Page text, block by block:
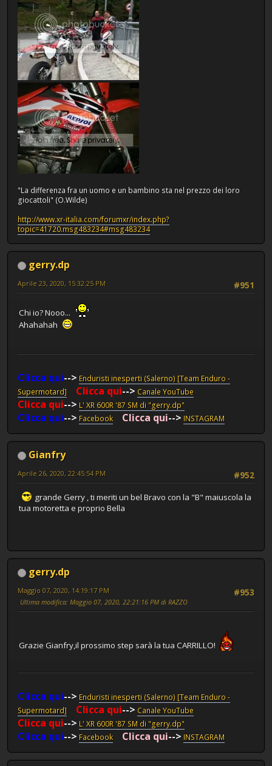
"La differenza fra un uomo e un bambino sta nel prezzo dei loro
giocattoli" (O.Wilde)
http://www.xr-italia.com/forumxr/index.php?
topic=41720.msg483234#msg483234
gerry.dp
#951
Aprile 23, 2020, 15:32:25 PM
Chi io? Nooo...
Ahahahah
Clicca qui--> Enduristi inesperti (Salerno) [Team Enduro -
Supermotard]
Clicca qui--> Canale YouTube
Clicca qui--> L' XR 600R '87 SM di "gerry.dp"
Clicca qui--> Facebook Clicca qui--> INSTAGRAM
Gianfry
#952
Aprile 26, 2020, 22:45:54 PM
grande Gerry , ti meriti un bel Bravo con la "B" maiuscola la
tua motoretta e proprio Bella
gerry.dp
#953
Maggio 07, 2020, 14:19:17 PM
Ultima modifica: Maggio 07, 2020, 22:21:16 PM di RAZZO
Grazie Gianfry,il prossimo step sarà la tua CARRILLO!
Clicca qui--> Enduristi inesperti (Salerno) [Team Enduro -
Supermotard]
Clicca qui--> Canale YouTube
Clicca qui--> L' XR 600R '87 SM di "gerry.dp"
Clicca qui--> Facebook Clicca qui--> INSTAGRAM